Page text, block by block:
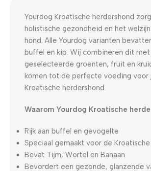
Yourdog Kroatische herdershond
holistische gezondheid en het
hond. Alle Yourdog varianten
buffel en kip. Wij combineren dit
geselecteerde groenten, fruit en
komen tot de perfecte voeding voor
Kroatische herdershond.
Waarom Yourdog Kroatische
Rijk aan buffel en gevogelte
Speciaal gemaakt voor de
Bevat Tijm, Wortel en Banaan
Bevordert een gezonde, glanzende